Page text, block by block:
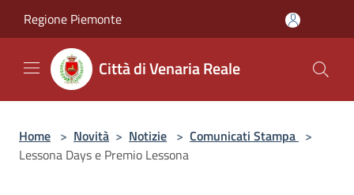
Regione Piemonte
Città di Venaria Reale
Home > Novità > Notizie > Comunicati Stampa >
Lessona Days e Premio Lessona